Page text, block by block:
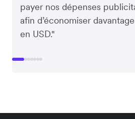
payer nos dépenses
afin d’économiser
en USD."